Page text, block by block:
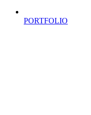
PORTFOLIO